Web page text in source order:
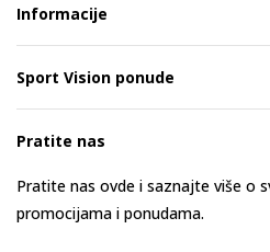
Informacije
Sport Vision ponude
Pratite nas
Pratite nas ovde i saznajte više o
promocijama i ponudama.